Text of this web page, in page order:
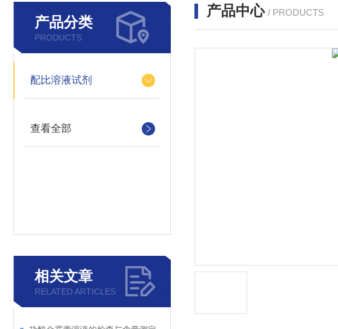
产品分类
PRODUCTS
配比溶液试剂
查看全部
相关文章
RELATED ARTICLES
产品中心 / PRODUCTS